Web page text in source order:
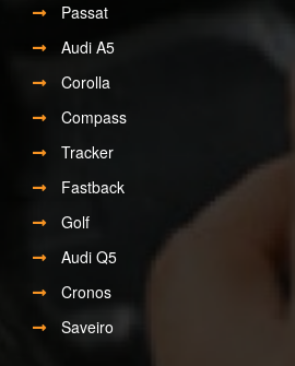
Passat
Audi A5
Corolla
Compass
Tracker
Fastback
Golf
Audi Q5
Cronos
Saveiro